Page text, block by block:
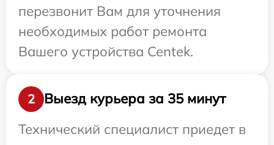
перезвонит Вам для уточнения
необходимых работ ремонта
Вашего устройства Centek.
2
Выезд курьера за 35 минут
Технический специалист приедет в